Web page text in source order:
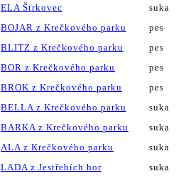
ELA Štrkovec
suka
BOJAR z Krečkového parku
pes
BLITZ z Krečkového parku
pes
BOR z Krečkového parku
pes
BROK z Krečkového parku
pes
BELLA z Krečkového parku
suka
BARKA z Krečkového parku
suka
ALA z Krečkového parku
suka
LADA z Jestřebích hor
suka